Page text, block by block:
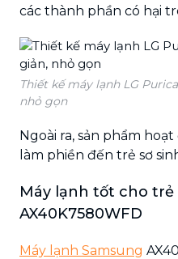
các thành phần có hại
Thiết kế máy lạnh LG
nhỏ gọn
Ngoài ra, sản phẩm
làm phiền đến trẻ sơ
Máy lạnh tốt cho trẻ
AX40K7580WFD
Máy lạnh Samsung